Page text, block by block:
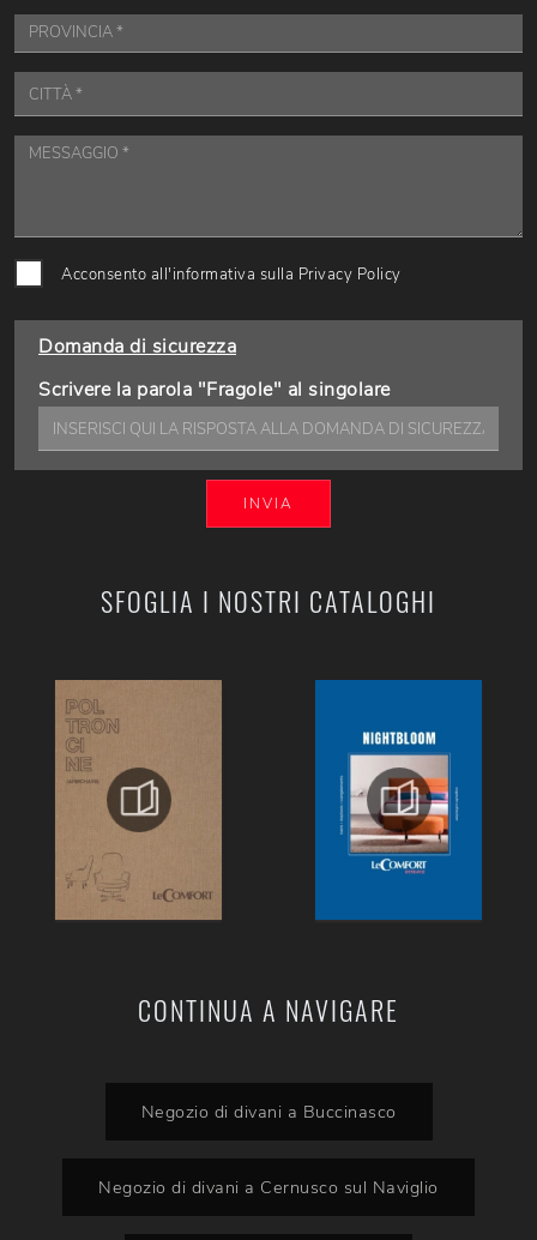
SFOGLIA I NOSTRI CATALOGHI
CONTINUA A NAVIGARE
Negozio di divani a Buccinasco
Negozio di divani a Cernusco sul Naviglio
Acconsento all'informativa sulla Privacy Policy
Domanda di sicurezza
Scrivere la parola "Fragole" al singolare
INVIA